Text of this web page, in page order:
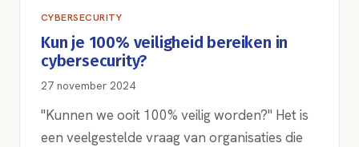
CYBERSECURITY
Kun je 100% veiligheid bereiken in
cybersecurity?
27 november 2024
"Kunnen we ooit 100% veilig worden?" Het is
een veelgestelde vraag van organisaties die